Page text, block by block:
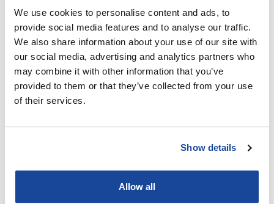
We use cookies to personalise content and ads, to
provide social media features and to analyse our traffic.
We also share information about your use of our site with
our social media, advertising and analytics partners who
may combine it with other information that you’ve
provided to them or that they’ve collected from your use
of their services.
Show details
Allow all
Orario:
9 Settembre 2023 - 20:45 - 22:00
Posizione:
Basilica Patriarcale di Aquileia